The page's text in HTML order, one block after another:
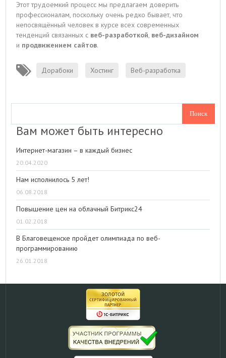
Этот трудоемкий процесс мы предлагаем доверить
профессионалам, поскольку очень редко бывает, что
непосвящённый человек в курсе всех современных
тенденций связанных с веб-разработкой веб-дизайном
и продвижением сайтов.
Дорабоки Хостинг Веб-разработка
Вам может быть интересно
Интернет-магазин – в каждый бизнес
20.04.2020
Нам исполнилось 5 лет!
06.08.2018
Повышение цен на облачный Битрикс24
01.02.2018
В Благовещенске пройдет олимпиада по веб-
программированию
26.01.2018